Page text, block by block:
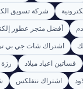
شركة تسويق
أفضل متجر عطور
اشتراك شات جي بي
فساتين اعياد ميلاد
رزة
اشتراك نتفلكس